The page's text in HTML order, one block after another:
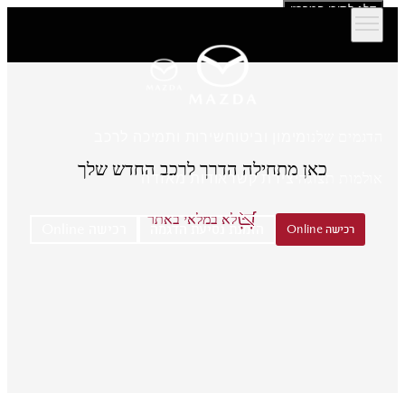
דלג לתוכן המרכזי
אולמות תצוגהיצירת קשר אודות מאזדה
רכישה Online הזמנת נסיעת הדגמה
כאן מתחילה הדרך לרכב החדש שלך
לא במלאי באתר